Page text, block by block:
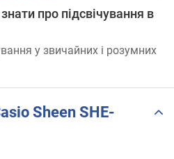
про підсвічування в
у звичайних і розумних
Sheen SHE-